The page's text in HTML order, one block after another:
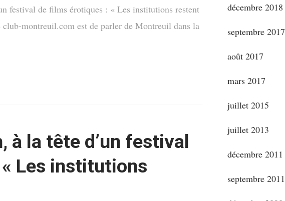
festival de films érotiques : « Les institutions restent
montreuil.com est de parler de Montreuil dans la
à la tête d’un festival
Les institutions
décembre 2018
septembre 2017
août 2017
mars 2017
juillet 2015
juillet 2013
décembre 2011
septembre 2011